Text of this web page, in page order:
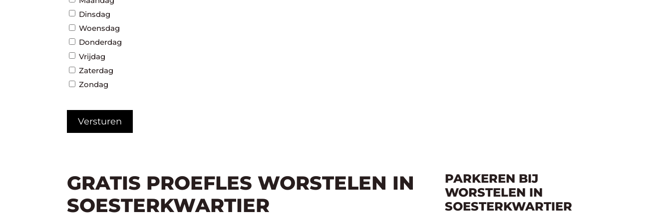
Dinsdag
Woensdag
Donderdag
Vrijdag
Zaterdag
Zondag
GRATIS PROEFLES WORSTELEN IN
SOESTERKWARTIER
PARKEREN BIJ
WORSTELEN IN
SOESTERKWARTIER